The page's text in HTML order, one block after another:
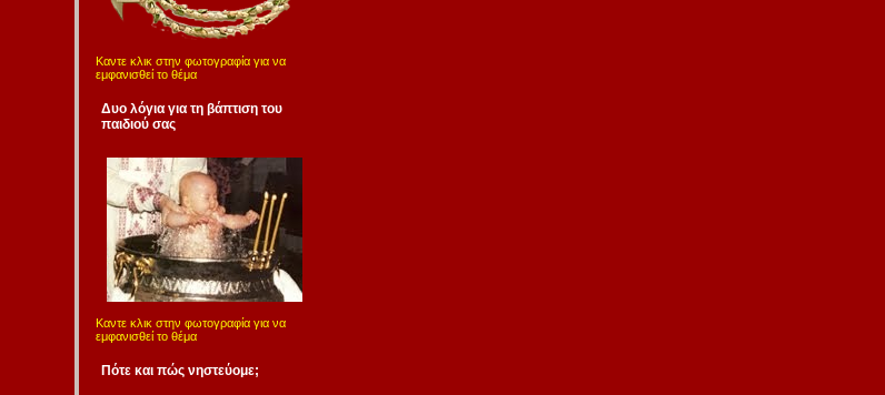
Καντε κλικ στην φωτογραφία για να
εμφανισθεί το θέμα
Δυο λόγια για τη βάπτιση του
παιδιού σας
Καντε κλικ στην φωτογραφία για να
εμφανισθεί το θέμα
Πότε και πώς νηστεύομε;